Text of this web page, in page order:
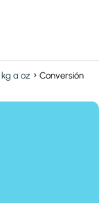
a oz
Conversión